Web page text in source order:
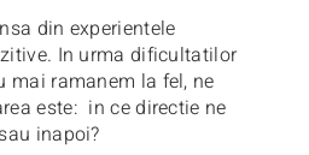
din experientele
In urma dificultatilor
mai ramanem la fel, ne
este: in ce directie ne
inapoi?